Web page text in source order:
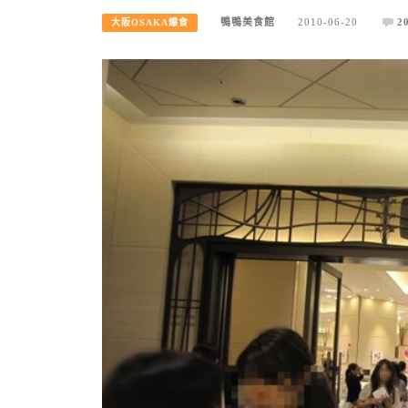
大阪OSAKA爆食 鴨鴨美食館 2010-06-20